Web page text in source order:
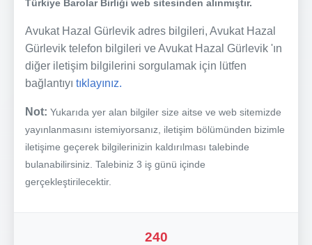
Türkiye Barolar Birliği web sitesinden alınmıştır.
Avukat Hazal Gürlevik adres bilgileri, Avukat Hazal
Gürlevik telefon bilgileri ve Avukat Hazal Gürlevik 'ın
diğer iletişim bilgilerini sorgulamak için lütfen
bağlantıyı tıklayınız.
Not: Yukarıda yer alan bilgiler size aitse ve web sitemizde
yayınlanmasını istemiyorsanız, iletişim bölümünden bizimle
iletişime geçerek bilgilerinizin kaldırılması talebinde
bulanabilirsiniz. Talebiniz 3 iş günü içinde
gerçekleştirilecektir.
240